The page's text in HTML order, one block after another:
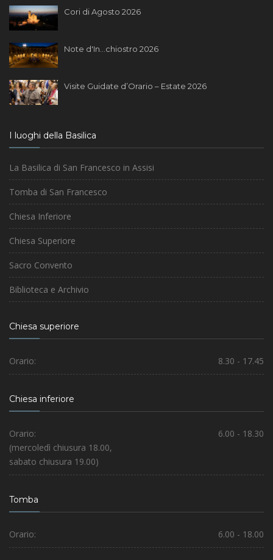
Cori di Agosto 2026
Note d'In...chiostro 2026
Visite Guidate d’Orario – Estate 2026
I luoghi della Basilica
La Basilica di San Francesco in Assisi
Tomba di San Francesco
Chiesa Inferiore
Chiesa Superiore
Sacro Convento
Biblioteca e Archivio
Chiesa superiore
Orario: 8.30 - 17.45
Chiesa inferiore
Orario:
6.00 - 18.30
(mercoledì chiusura 18.00,
sabato chiusura 19.00)
Tomba
Orario: 6.00 - 18.00